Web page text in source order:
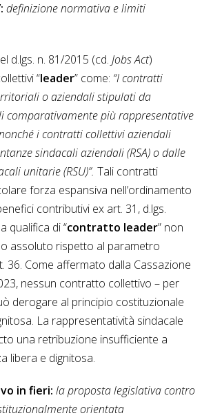
definizione normativa e limiti
d.lgs. n. 81/2015 (cd. Jobs Act)
“leader” come: “I contratti
o aziendali stipulati da
comparativamente più rappresentative
i contratti collettivi aziendali
sindacali aziendali (RSA) o dalle
unitarie (RSU)”. Tali contratti
forza espansiva nell’ordinamento
contributivi ex art. 31, d.lgs.
qualifica di “contratto leader” non
assoluto rispetto al parametro
36. Come affermato dalla Cassazione
nessun contratto collettivo – per
derogare al principio costituzionale
La rappresentatività sindacale
una retribuzione insufficiente a
libera e dignitosa.
in fieri: la proposta legislativa contro
orientata